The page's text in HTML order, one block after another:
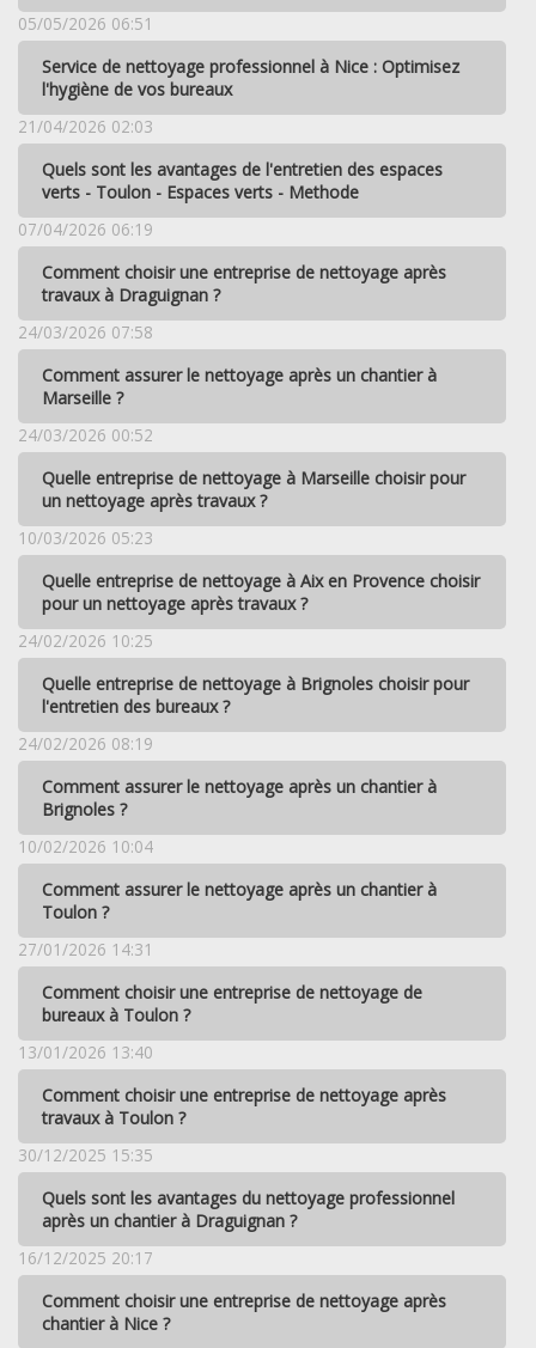
05/05/2026 06:51
Service de nettoyage professionnel à Nice : Optimisez
l'hygiène de vos bureaux
21/04/2026 02:03
Quels sont les avantages de l'entretien des espaces
verts - Toulon - Espaces verts - Methode
07/04/2026 06:19
Comment choisir une entreprise de nettoyage après
travaux à Draguignan ?
24/03/2026 07:58
Comment assurer le nettoyage après un chantier à
Marseille ?
24/03/2026 00:52
Quelle entreprise de nettoyage à Marseille choisir pour
un nettoyage après travaux ?
10/03/2026 05:23
Quelle entreprise de nettoyage à Aix en Provence choisir
pour un nettoyage après travaux ?
24/02/2026 10:25
Quelle entreprise de nettoyage à Brignoles choisir pour
l'entretien des bureaux ?
24/02/2026 08:19
Comment assurer le nettoyage après un chantier à
Brignoles ?
10/02/2026 10:04
Comment assurer le nettoyage après un chantier à
Toulon ?
27/01/2026 14:31
Comment choisir une entreprise de nettoyage de
bureaux à Toulon ?
13/01/2026 13:40
Comment choisir une entreprise de nettoyage après
travaux à Toulon ?
30/12/2025 15:35
Quels sont les avantages du nettoyage professionnel
après un chantier à Draguignan ?
16/12/2025 20:17
Comment choisir une entreprise de nettoyage après
chantier à Nice ?